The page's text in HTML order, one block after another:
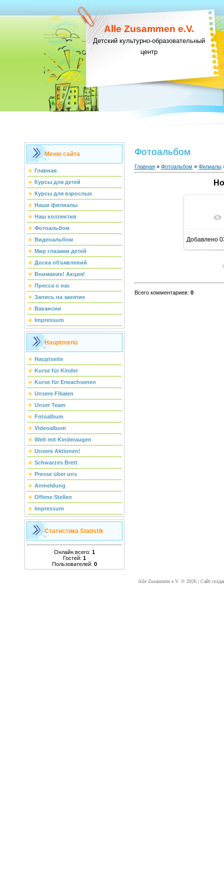
Alle Zusammen e.V.
Детский культурно-образовательный
центр
Меню сайта
Главная
Курсы для детей
Курсы для взрослых
Наши филиалы
Наш коллектив
Фотоальбом
Видеоальбом
Мир глазами детей
Доска объявлений
Внимание! Акция!
Пресса о нас
Запись на занятие
Вакансии
Impressum
Hauptmenü
Hauptseite
Kurse für Kinder
Kurse für Erwachsenen
Unsere Filialen
Unser Team
Fotoalbum
Videoalbum
Welt mit Kinderaugen
Unsere Aktionen!
Schwarzes Brett
Presse über uns
Anmeldung
Offene Stellen
Impressum
Статистика Statistik
Онлайн всего: 1
Гостей: 1
Пользователей: 0
Фотоальбом
Главная » Фотоальбом » Филиалы
В
Добавлено
Всего комментариев: 0
Alle Zusammen e.V. © 2026 | Сайт